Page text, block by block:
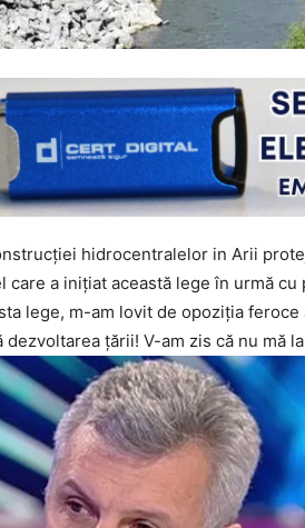
hidrocentralelor in Arii
care a inițiat această lege în urmă cu
lege, m-am lovit de opoziția
țării! V-am zis că nu mă